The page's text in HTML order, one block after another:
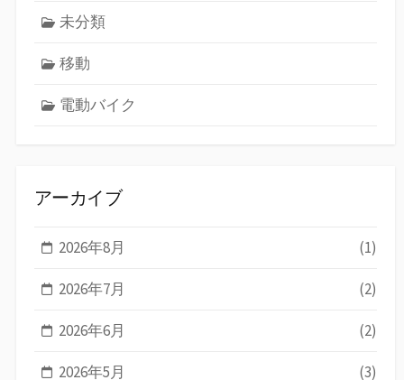
未分類
移動
電動バイク
アーカイブ
2026年8月 (1)
2026年7月 (2)
2026年6月 (2)
2026年5月 (3)